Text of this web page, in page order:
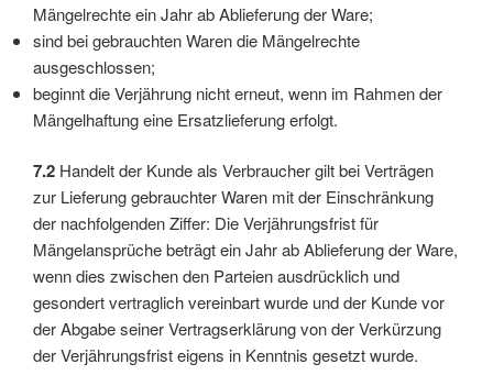
Mängelrechte ein Jahr ab Ablieferung der Ware;
sind bei gebrauchten Waren die Mängelrechte
ausgeschlossen;
beginnt die Verjährung nicht erneut, wenn im Rahmen der
Mängelhaftung eine Ersatzlieferung erfolgt.
7.2 Handelt der Kunde als Verbraucher gilt bei Verträgen
zur Lieferung gebrauchter Waren mit der Einschränkung
der nachfolgenden Ziffer: Die Verjährungsfrist für
Mängelansprüche beträgt ein Jahr ab Ablieferung der Ware,
wenn dies zwischen den Parteien ausdrücklich und
gesondert vertraglich vereinbart wurde und der Kunde vor
der Abgabe seiner Vertragserklärung von der Verkürzung
der Verjährungsfrist eigens in Kenntnis gesetzt wurde.